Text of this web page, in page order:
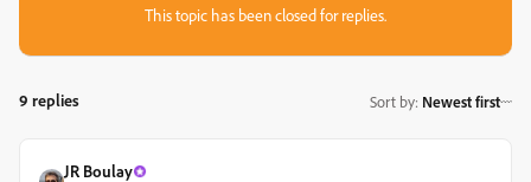
This topic has been closed for replies.
9 replies Sort by: Newest first
JR Boulay